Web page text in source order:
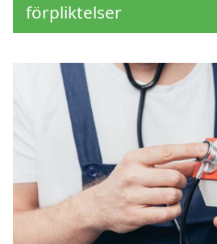
förpliktelser